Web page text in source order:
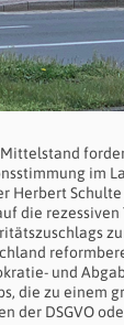
im
Herbert
die
und
die zu einem
der DSGVO